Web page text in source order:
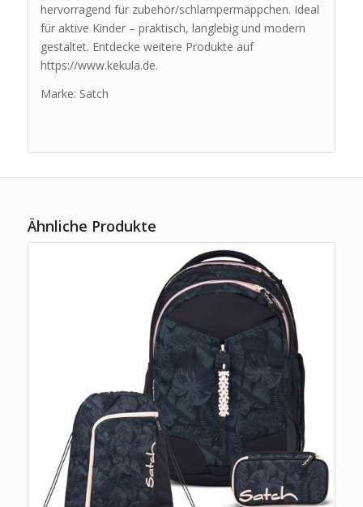
hervorragend für zubehör/schlampermäppchen. Ideal
für aktive Kinder – praktisch, langlebig und modern
gestaltet. Entdecke weitere Produkte auf
https://www.kekula.de.
Marke: Satch
Ähnliche Produkte